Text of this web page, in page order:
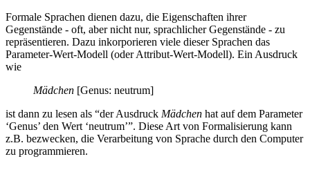
Formale Sprachen dienen dazu, die Eigenschaften ihrer
Gegenstände - oft, aber nicht nur, sprachlicher Gegenstände - zu
repräsentieren. Dazu inkorporieren viele dieser Sprachen das
Parameter-Wert-Modell (oder Attribut-Wert-Modell). Ein Ausdruck
wie
Mädchen [Genus: neutrum]
ist dann zu lesen als “der Ausdruck Mädchen hat auf dem Parameter
‘Genus’ den Wert ‘neutrum’”. Diese Art von Formalisierung kann
z.B. bezwecken, die Verarbeitung von Sprache durch den Computer
zu programmieren.